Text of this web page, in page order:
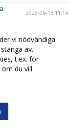
2023-06-15 11:15
2023-06-13 23:54
2023-06-13 21:16
2023-06-12 16:27
vi nödvändiga
av.
t.ex. för
du vill